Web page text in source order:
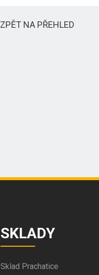
ZPĚT NA PŘEHLED
SKLADY
Sklad Prachatice